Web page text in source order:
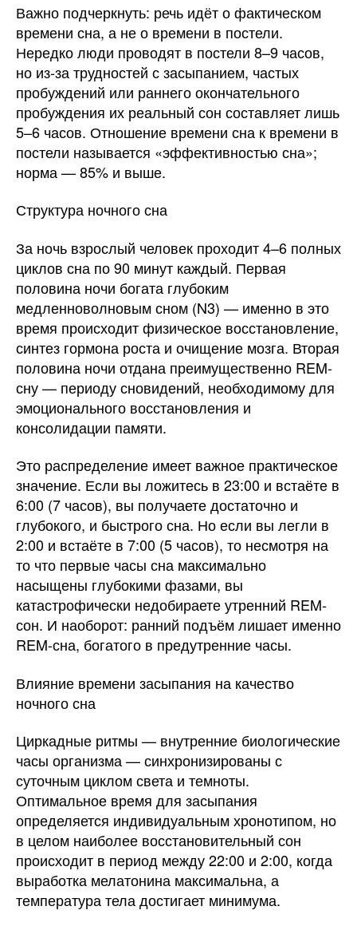
Важно подчеркнуть: речь идёт о фактическом
времени сна, а не о времени в постели.
Нередко люди проводят в постели 8–9 часов,
но из-за трудностей с засыпанием, частых
пробуждений или раннего окончательного
пробуждения их реальный сон составляет лишь
5–6 часов. Отношение времени сна к времени в
постели называется «эффективностью сна»;
норма — 85% и выше.
Структура ночного сна
За ночь взрослый человек проходит 4–6 полных
циклов сна по 90 минут каждый. Первая
половина ночи богата глубоким
медленноволновым сном (N3) — именно в это
время происходит физическое восстановление,
синтез гормона роста и очищение мозга. Вторая
половина ночи отдана преимущественно REM-
сну — периоду сновидений, необходимому для
эмоционального восстановления и
консолидации памяти.
Это распределение имеет важное практическое
значение. Если вы ложитесь в 23:00 и встаёте в
6:00 (7 часов), вы получаете достаточно и
глубокого, и быстрого сна. Но если вы легли в
2:00 и встаёте в 7:00 (5 часов), то несмотря на
то что первые часы сна максимально
насыщены глубокими фазами, вы
катастрофически недобираете утренний REM-
сон. И наоборот: ранний подъём лишает именно
REM-сна, богатого в предутренние часы.
Влияние времени засыпания на качество
ночного сна
Циркадные ритмы — внутренние биологические
часы организма — синхронизированы с
суточным циклом света и темноты.
Оптимальное время для засыпания
определяется индивидуальным хронотипом, но
в целом наиболее восстановительный сон
происходит в период между 22:00 и 2:00, когда
выработка мелатонина максимальна, а
температура тела достигает минимума.